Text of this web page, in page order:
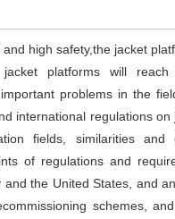
high safety,the jacket
platforms will
problems in the
international regulations
fields, similarities and
of regulations and
the United States, and
schemes,